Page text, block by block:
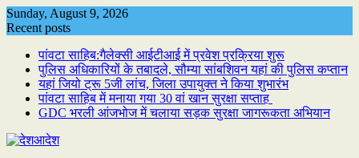
Skip
to
Sunday, August 9, 2026
Recent posts
पांवटा साहिब:गैलेक्सी आईटीआई में प्रवेश प्रक्रिया शुरू
पुलिस अधिकारियों के तबादले, सौम्या सांबशिवन यहां की पुलिस कप्तान
यहां जियो ट्रू 5जी लांच, जिला उपायुक्त ने किया शुभारंभ
पांवटा साहिब में मनाया गया 30 वां खान सुरक्षा सप्ताह
GDC भरली आंजभोज में चलाया सड़क सुरक्षा जागरूकता अभियान